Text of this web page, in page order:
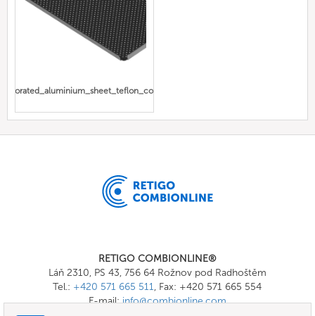
RETIGO COMBIONLINE®
Láň 2310, PS 43, 756 64 Rožnov pod Radhoštěm
Tel.: +420 571 665 511, Fax: +420 571 665 554
E-mail:info@combionline.com